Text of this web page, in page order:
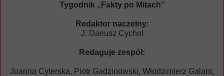
Tygodnik „Fakty po Mitach”
Redaktor naczelny:
J. Dariusz Cychol
Redaguje zespół:
Joanna Cyterska, Piotr Gadzinowski, Włodzimierz Galant,